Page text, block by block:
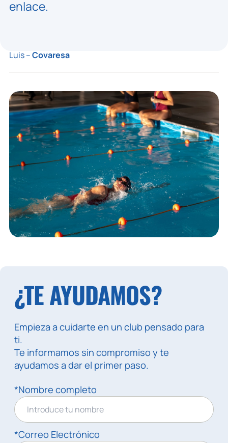
enlace.
Luis –Covaresa
¿TE AYUDAMOS?
Empieza a cuidarte en un club pensado para
ti.
Te informamos sin compromiso y te
ayudamos a dar el primer paso.
*Nombre completo
*Correo Electrónico